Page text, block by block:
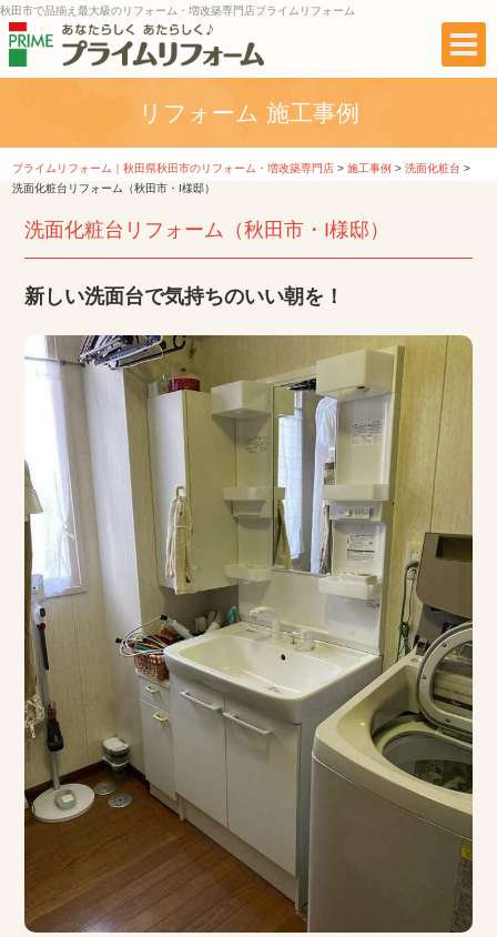
秋田市で品揃え最大級のリフォーム・増改築専門店プライムリフォーム
リフォーム 施工事例
プライムリフォーム｜秋田県秋田市のリフォーム・増改築専門店 >施工事例 >洗面化粧台 >
洗面化粧台リフォーム（秋田市・I様邸）
洗面化粧台リフォーム（秋田市・I様邸）
新しい洗面台で気持ちのいい朝を！